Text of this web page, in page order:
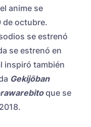
anime se
de octubre.
se estrenó
se estrenó en
inspiró también
Gekijōban
que se